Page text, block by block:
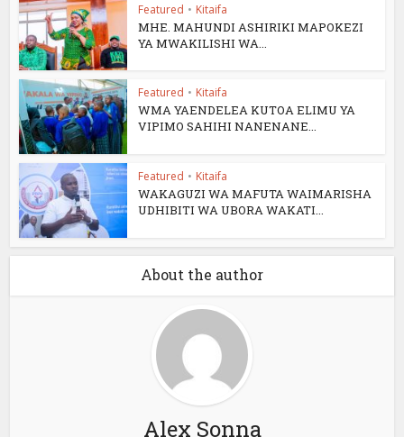
Featured • Kitaifa
MHE. MAHUNDI ASHIRIKI MAPOKEZI
YA MWAKILISHI WA...
Featured • Kitaifa
WMA YAENDELEA KUTOA ELIMU YA
VIPIMO SAHIHI NANENANE...
Featured • Kitaifa
WAKAGUZI WA MAFUTA WAIMARISHA
UDHIBITI WA UBORA WAKATI...
About the author
Alex Sonna